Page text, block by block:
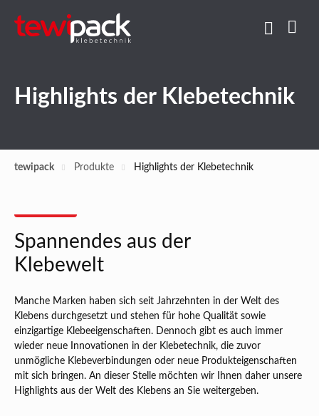
Highlights der Klebetechnik
tewipack Produkte Highlights der Klebetechnik
Spannendes aus der
Klebewelt
Manche Marken haben sich seit Jahrzehnten in der Welt des
Klebens durchgesetzt und stehen für hohe Qualität sowie
einzigartige Klebeeigenschaften. Dennoch gibt es auch immer
wieder neue Innovationen in der Klebetechnik, die zuvor
unmögliche Klebeverbindungen oder neue Produkteigenschaften
mit sich bringen. An dieser Stelle möchten wir Ihnen daher unsere
Highlights aus der Welt des Klebens an Sie weitergeben.